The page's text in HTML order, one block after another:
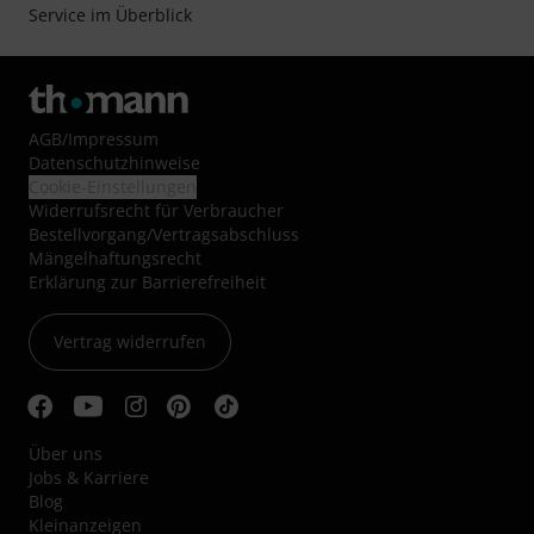
Service im Überblick
AGB/Impressum
Datenschutzhinweise
Widerrufsrecht für Verbraucher
Bestellvorgang/Vertragsabschluss
Mängelhaftungsrecht
Erklärung zur Barrierefreiheit
Vertrag widerrufen
Über uns
Jobs & Karriere
Blog
Kleinanzeigen